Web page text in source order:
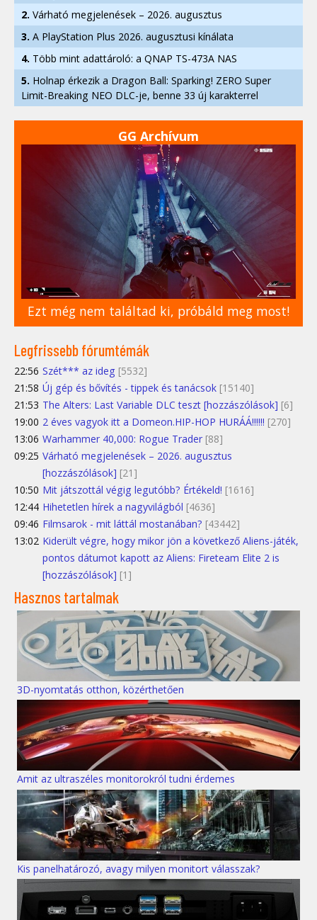
2. Várható megjelenések – 2026. augusztus
3. A PlayStation Plus 2026. augusztusi kínálata
4. Több mint adattároló: a QNAP TS-473A NAS
5. Holnap érkezik a Dragon Ball: Sparking! ZERO Super
Limit-Breaking NEO DLC-je, benne 33 új karakterrel
GG Archívum
Ezt még nem találtad ki, próbáld meg most!
Legfrissebb fórumtémák
22:56 Szét*** az ideg [5532]
21:58 Új gép és bővítés - tippek és tanácsok [15140]
21:53 The Alters: Last Variable DLC teszt [hozzászólások] [6]
19:00 2 éves vagyok itt a Domeon.HIP-HOP HURÁÁ!!!!!! [270]
13:06 Warhammer 40,000: Rogue Trader [88]
09:25 Várható megjelenések – 2026. augusztus
[hozzászólások] [21]
10:50 Mit játszottál végig legutóbb? Értékeld! [1616]
12:44 Hihetetlen hírek a nagyvilágból [4636]
09:46 Filmsarok - mit láttál mostanában? [43442]
13:02 Kiderült végre, hogy mikor jön a következő Aliens-játék,
pontos dátumot kapott az Aliens: Fireteam Elite 2 is
[hozzászólások] [1]
Hasznos tartalmak
3D-nyomtatás otthon, közérthetően
Amit az ultraszéles monitorokról tudni érdemes
Kis panelhatározó, avagy milyen monitort válasszak?